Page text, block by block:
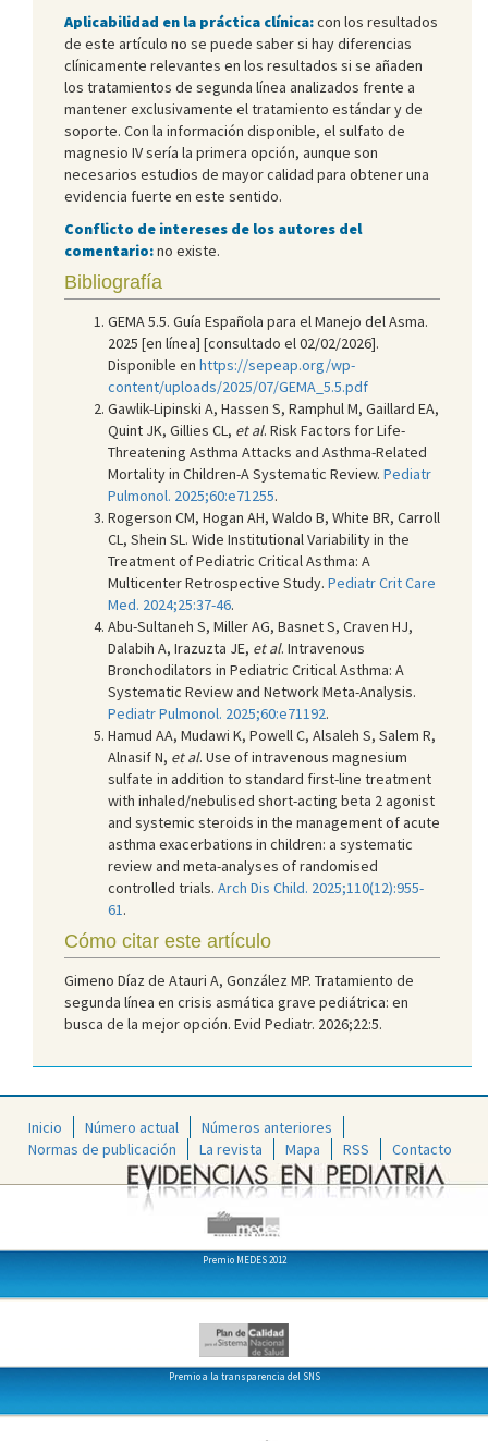
Aplicabilidad en la práctica clínica:con los resultados
de este artículo no se puede saber si hay diferencias
clínicamente relevantes en los resultados si se añaden
los tratamientos de segunda línea analizados frente a
mantener exclusivamente el tratamiento estándar y de
soporte. Con la información disponible, el sulfato de
magnesio IV sería la primera opción, aunque son
necesarios estudios de mayor calidad para obtener una
evidencia fuerte en este sentido.
Conflicto de intereses de los autores del
comentario:no existe.
Bibliografía
GEMA 5.5. Guía Española para el Manejo del Asma.
2025 [en línea] [consultado el 02/02/2026].
Disponible en https://sepeap.org/wp-
content/uploads/2025/07/GEMA_5.5.pdf
Gawlik-Lipinski A, Hassen S, Ramphul M, Gaillard EA,
Quint JK, Gillies CL, et al. Risk Factors for Life-
Threatening Asthma Attacks and Asthma-Related
Mortality in Children-A Systematic Review. Pediatr
Pulmonol. 2025;60:e71255.
Rogerson CM, Hogan AH, Waldo B, White BR, Carroll
CL, Shein SL. Wide Institutional Variability in the
Treatment of Pediatric Critical Asthma: A
Multicenter Retrospective Study. Pediatr Crit Care
Med. 2024;25:37-46.
Abu-Sultaneh S, Miller AG, Basnet S, Craven HJ,
Dalabih A, Irazuzta JE, et al. Intravenous
Bronchodilators in Pediatric Critical Asthma: A
Systematic Review and Network Meta-Analysis.
Pediatr Pulmonol. 2025;60:e71192.
Hamud AA, Mudawi K, Powell C, Alsaleh S, Salem R,
Alnasif N, et al. Use of intravenous magnesium
sulfate in addition to standard first-line treatment
with inhaled/nebulised short-acting beta 2 agonist
and systemic steroids in the management of acute
asthma exacerbations in children: a systematic
review and meta-analyses of randomised
controlled trials. Arch Dis Child. 2025;110(12):955-
61 .
Cómo citar este artículo
Gimeno Díaz de Atauri A, González MP. Tratamiento de
segunda línea en crisis asmática grave pediátrica: en
busca de la mejor opción. Evid Pediatr. 2026;22:5.
Inicio Número actual
Números anteriores
Normas de publicación
La revista Mapa RSS Contacto
Premio MEDES 2012
Premio a la transparencia del SNS